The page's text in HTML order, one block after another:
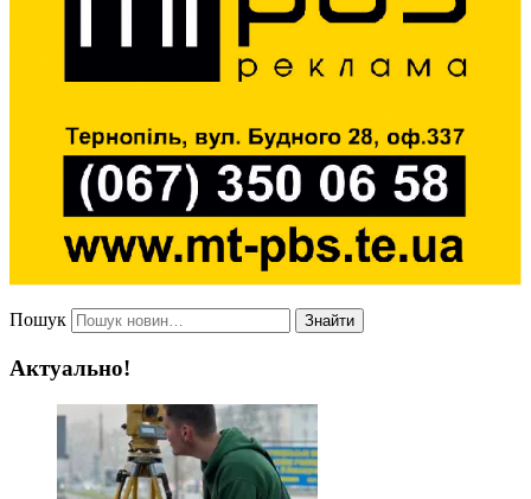
Пошук Знайти
Актуально!